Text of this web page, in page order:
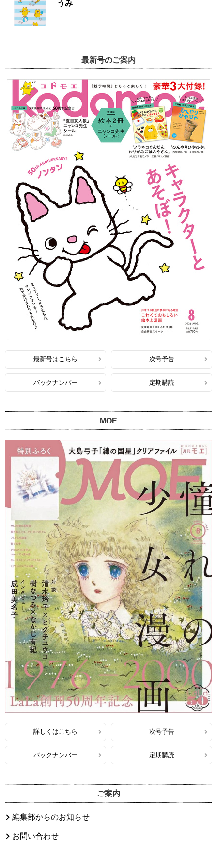
うみ
最新号のご案内
最新号はこちら 次号予告
バックナンバー 定期購読
MOE
詳しくはこちら 次号予告
バックナンバー 定期購読
ご案内
編集部からのお知らせ
お問い合わせ